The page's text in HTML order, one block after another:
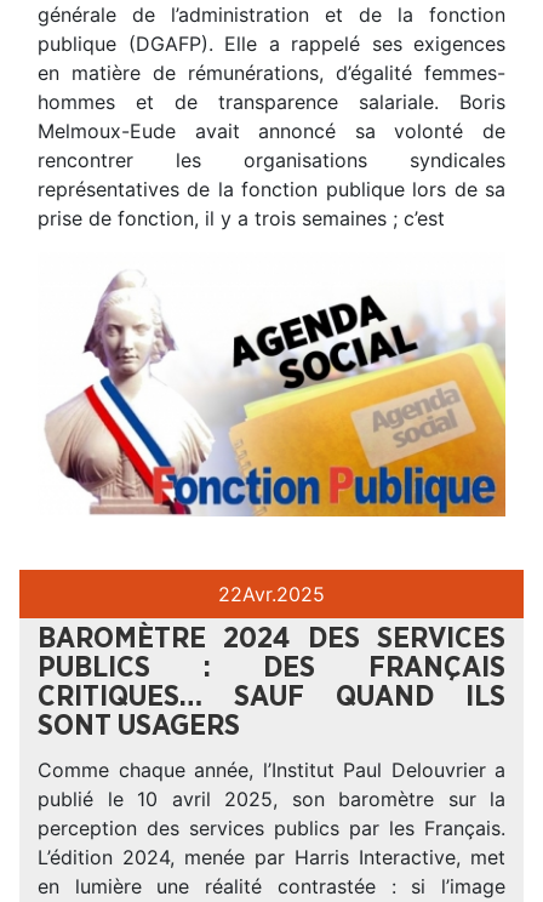
générale de l’administration et de la fonction
publique (DGAFP). Elle a rappelé ses exigences
en matière de rémunérations, d’égalité femmes-
hommes et de transparence salariale. Boris
Melmoux-Eude avait annoncé sa volonté de
rencontrer les organisations syndicales
représentatives de la fonction publique lors de sa
prise de fonction, il y a trois semaines ; c’est
22Avr.2025
BAROMÈTRE 2024 DES SERVICES
PUBLICS : DES FRANÇAIS
CRITIQUES… SAUF QUAND ILS
SONT USAGERS
Comme chaque année, l’Institut Paul Delouvrier a
publié le 10 avril 2025, son baromètre sur la
perception des services publics par les Français.
L’édition 2024, menée par Harris Interactive, met
en lumière une réalité contrastée : si l’image